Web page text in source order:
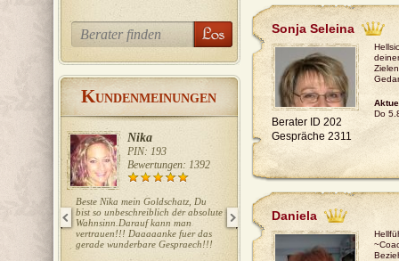
KUNDENMEINUNGEN
Nika
PIN: 193
Bewertungen: 1392
Beste Nika mein Goldschatz, Du
bist so unbeschreiblich der absolute
Wahnsinn.Darauf kann man
vertrauen!!! Daaaaanke fuer das
gerade wunderbare Gespraech!!!
Ela
PIN: 415
Liebe Ela, wieder ein Volltreffer!!!
Danke Danke!!! LG T.
Sonja Seleina
Berater ID 202
Gespräche 2311
Do
Daniela